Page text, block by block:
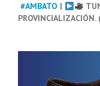
#AMBATO |